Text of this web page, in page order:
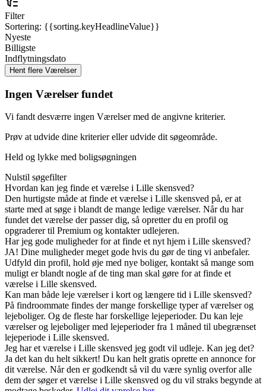
Filter
Sortering: {{sorting.keyHeadlineValue}}
Nyeste
Billigste
Indflytningsdato
Ingen Værelser fundet
Vi fandt desværre ingen Værelser med de angivne kriterier.
Prøv at udvide dine kriterier eller udvide dit søgeområde.
Held og lykke med boligsøgningen
Nulstil søgefilter
Hvordan kan jeg finde et værelse i Lille skensved?
Den hurtigste måde at finde et værelse i Lille skensved på, er at
starte med at søge i blandt de mange ledige værelser. Når du har
fundet det værelse der passer dig, så opretter du en profil og
opgraderer til Premium og kontakter udlejeren.
Har jeg gode muligheder for at finde et nyt hjem i Lille skensved?
JA! Dine muligheder meget gode hvis du gør de ting vi anbefaler.
Udfyld din profil, hold øje med nye boliger, kontakt så mange som
muligt er blandt nogle af de ting man skal gøre for at finde et
værelse i Lille skensved.
Kan man både leje værelser i kort og længere tid i Lille skensved?
På findroommate findes der mange forskellige typer af værelser og
lejeboliger. Og de fleste har forskellige lejeperioder. Du kan leje
værelser og lejeboliger med lejeperioder fra 1 måned til ubegrænset
lejeperiode i Lille skensved.
Jeg har et værelse i Lille skensved jeg godt vil udleje. Kan jeg det?
Ja det kan du helt sikkert! Du kan helt gratis oprette en annonce for
dit værelse. Når den er godkendt så vil du være synlig overfor alle
dem der søger et værelse i Lille skensved og du vil straks begynde at